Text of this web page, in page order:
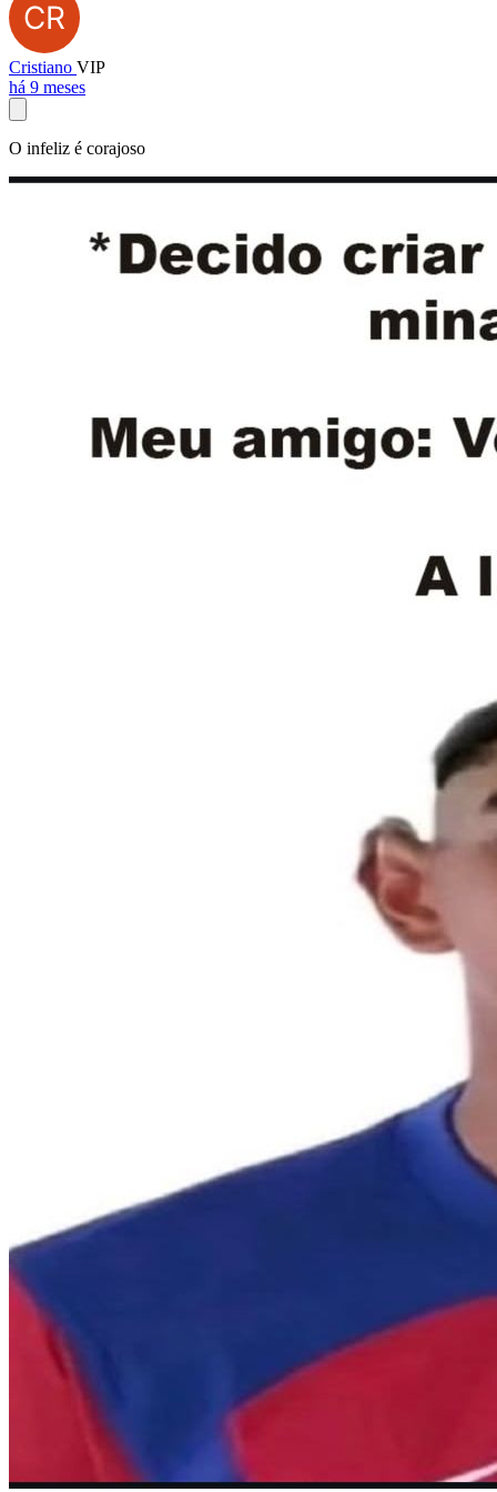
Cristiano VIP
há 9 meses
O infeliz é corajoso